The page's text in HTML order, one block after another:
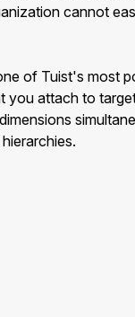
cannot
of Tuist's most
you attach to